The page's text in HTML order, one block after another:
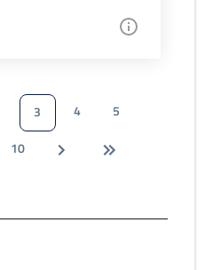
3 4
5
10